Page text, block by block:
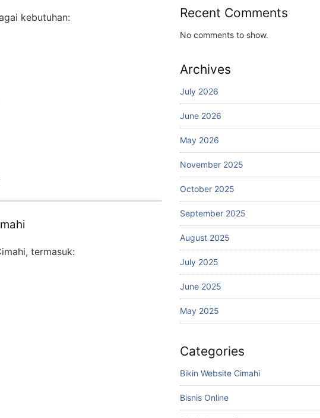
kebutuhan:
termasuk:
Recent Comments
No comments to show.
Archives
July 2026
June 2026
May 2026
November 2025
October 2025
September 2025
August 2025
July 2025
June 2025
May 2025
Categories
Bikin Website Cimahi
Bisnis Online